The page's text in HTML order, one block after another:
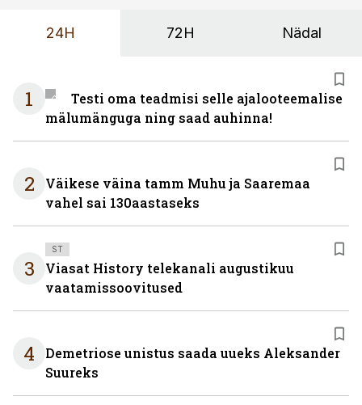
24H 72H Nädal
1
Testi oma teadmisi selle ajalooteemalise
mälumänguga ning saad auhinna!
2
Väikese väina tamm Muhu ja Saaremaa
vahel sai 130aastaseks
3
ST
Viasat History telekanali augustikuu
vaatamissoovitused
4
Demetriose unistus saada uueks Aleksander
Suureks